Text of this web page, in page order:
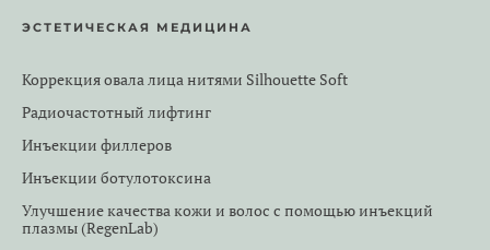
ЭСТЕТИЧЕСКАЯ МЕДИЦИНА
Коррекция овала лица нитями Silhouette Soft
Радиочастотный лифтинг
Инъекции филлеров
Инъекции ботулотоксина
Улучшение качества кожи и волос с помощью инъекций
плазмы (RegenLab)